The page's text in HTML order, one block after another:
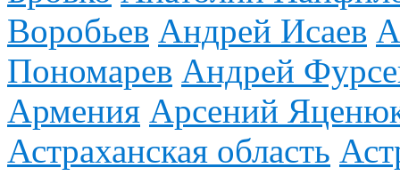
Воробьев Андрей Исаев
Пономарев Андрей
Армения Арсений
Астраханская область